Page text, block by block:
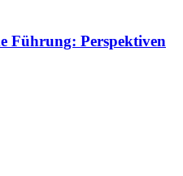
Führung: Perspektiven